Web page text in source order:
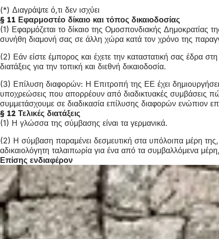
(*) Διαγράψτε ό,τι δεν ισχύει
§ 11 Εφαρμοστέο δίκαιο και τόπος δικαιοδοσίας
(1) Εφαρμόζεται το δίκαιο της Ομοσπονδιακής Δημοκρατίας
συνήθη διαμονή σας σε άλλη χώρα κατά τον χρόνο της
(2) Εάν είστε έμπορος και έχετε την καταστατική σας έδρα
διατάξεις για την τοπική και διεθνή δικαιοδοσία.
(3) Επίλυση διαφορών: Η Επιτροπή της ΕΕ έχει
υποχρεώσεις που απορρέουν από διαδικτυακές συμβάσεις
συμμετάσχουμε σε διαδικασία επίλυσης διαφορών ενώπιον
§ 12 Τελικές διατάξεις
(1) Η γλώσσα της σύμβασης είναι τα γερμανικά.
(2) Η σύμβαση παραμένει δεσμευτική στα υπόλοιπα μέρη της,
αδικαιολόγητη ταλαιπωρία για ένα από τα συμβαλλόμενα
Επίσης ενδιαφέρον